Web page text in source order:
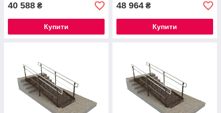
40 588 ₴
Купити
48 964 ₴
Купити